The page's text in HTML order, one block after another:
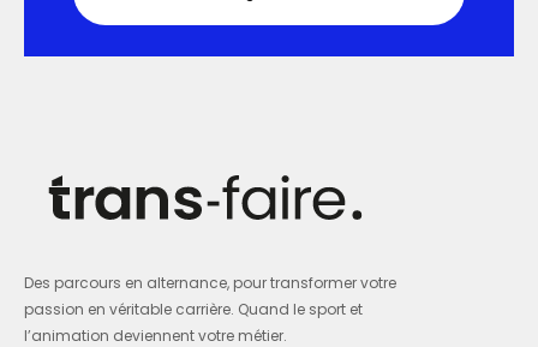
Des parcours en alternance, pour transformer votre
passion en véritable carrière. Quand le sport et
l’animation deviennent votre métier.